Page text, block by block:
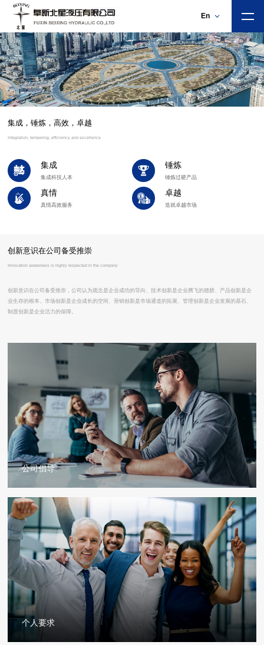
En
集成，锤炼，高效，卓越
Integration, tempering, efficiency and excellence
集成
集成科技人本
锤炼
锤炼过硬产品
真情
真情高效服务
卓越
造就卓越市场
创新意识在公司备受推崇
Innovation awareness is highly respected in the company
创新意识在公司备受推崇，公司认为观念是企业成功的导向、技术创新是企业腾飞的翅膀、产品创新是企
业生存的根本、市场创新是企业成长的空间、营销创新是市场通道的拓展、管理创新是企业发展的基石、
制度创新是企业活力的保障。
公司倡导
个人要求